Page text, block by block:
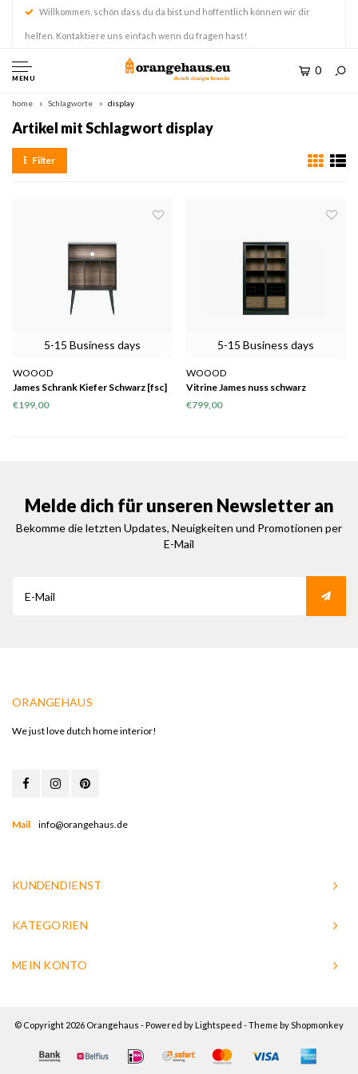
Willkommen, schön dass du da bist und hoffentlich können wir dir
helfen. Kontaktiere uns einfach wenn du fragen hast!
MENU
0
home Schlagworte display
Artikel mit Schlagwort display
Filter
5-15 Business days
WOOOD
James Schrank Kiefer Schwarz [fsc]
€199,00
5-15 Business days
WOOOD
Vitrine James nuss schwarz
€799,00
Melde dich für unseren Newsletter an
Bekomme die letzten Updates, Neuigkeiten und Promotionen per
E-Mail
ORANGEHAUS
We just love dutch home interior!
Mail info@orangehaus.de
KUNDENDIENST
KATEGORIEN
MEIN KONTO
© Copyright 2026 Orangehaus - Powered by Lightspeed - Theme byShopmonkey